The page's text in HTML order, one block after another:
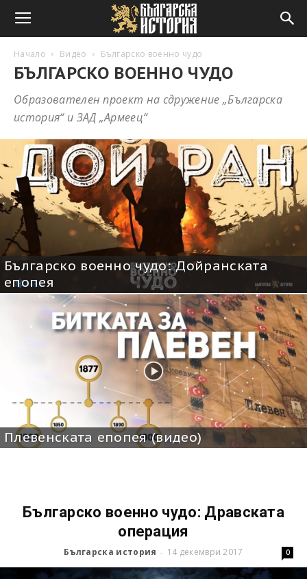
Начало Видео Българско военно чудо
БЪЛГАРСКО ВОЕННО ЧУДО
Образователен проект на сдружение „Българска
история“ и ЗАД „Армеец“
Българско военно чудо: Дойранската
епопея
Плевенската епопея (видео)
Българско военно чудо: Дравската
операция
Българска история - 14 декември 2017 0